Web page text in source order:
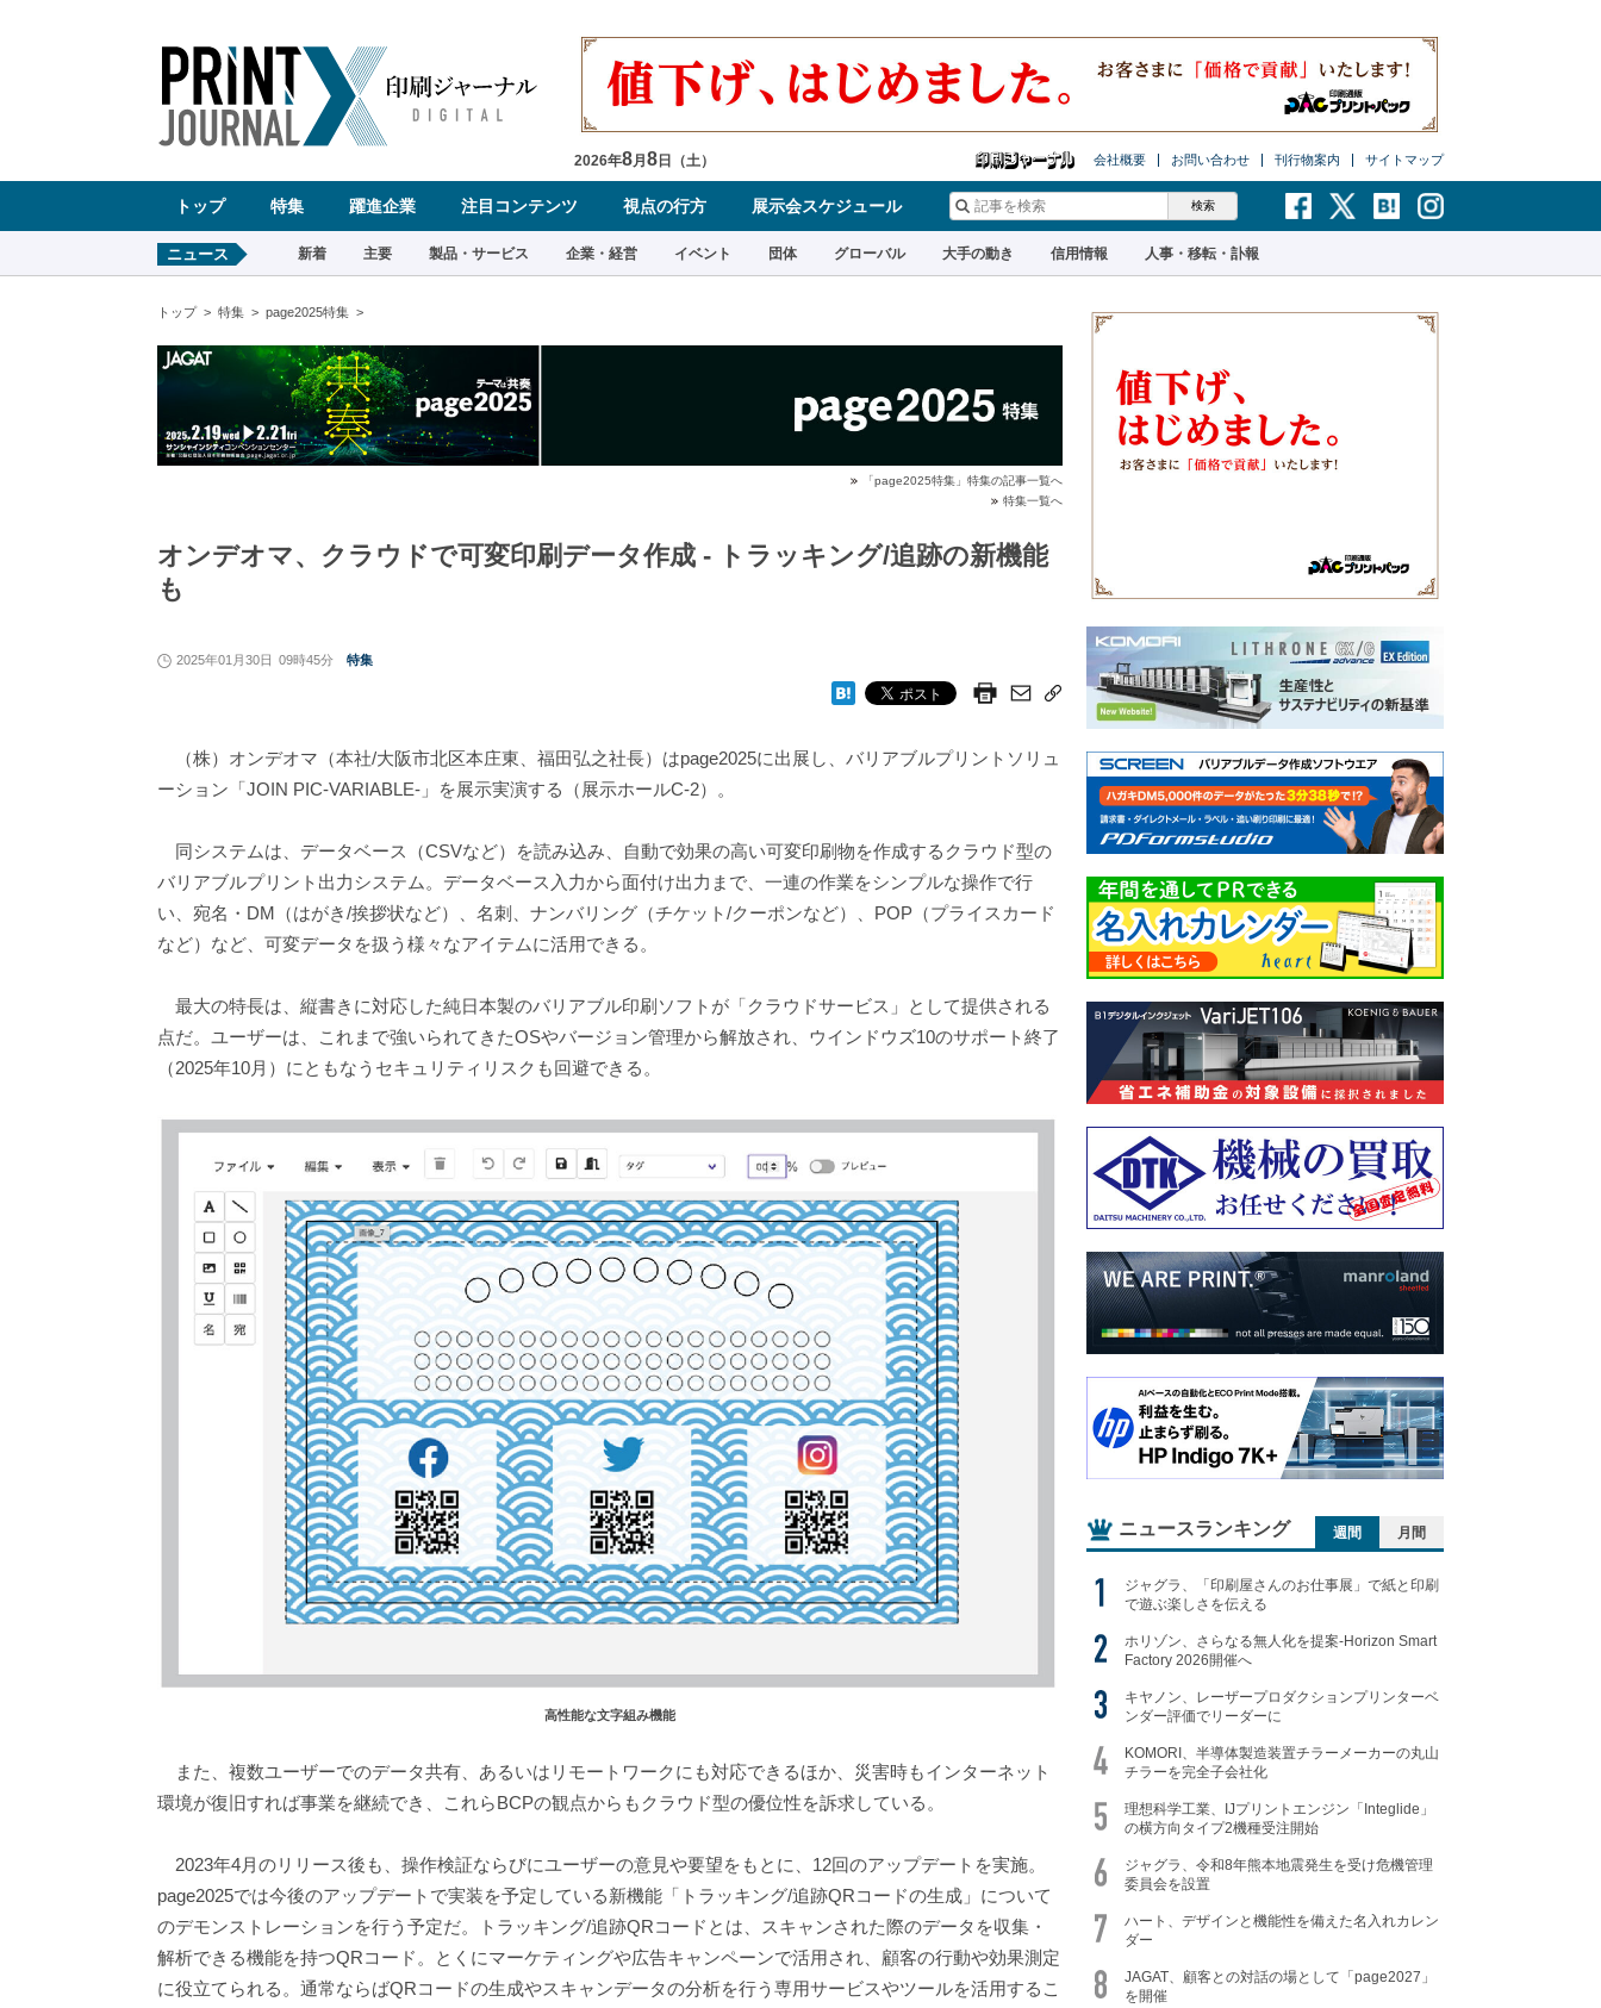
ア
ゲ
ン
2026年8月 8 日（土） 会社概要 お問い合わせ 刊行物案内 サイトマップ
トップ 特集 躍進企業 注目コンテンツ 視点の行方 展示会スケジュール
ニュース 新着 主要 製品・サービス 企業・経営 イベント 団体 グローバル 大手の動き 信用情報 人事・移転・訃報
トップ 特集 page2025特集
「page2025特集」特集の記事一覧へ
特集一覧へ
オンデオマ、クラウドで可変印刷データ作成 - トラッキング/追跡の新機能
も
2025年01月30日 09時45分 特集
（株）オンデオマ（本社/大阪市北区本庄東、福田弘之社長）はpage2025に出展し、バリアブルプリントソリュ
ーション「JOIN PIC-VARIABLE-」を展示実演する（展示ホールC-2）。
同システムは、データベース（CSVなど）を読み込み、自動で効果の高い可変印刷物を作成するクラウド型の
バリアブルプリント出力システム。データベース入力から面付け出力まで、一連の作業をシンプルな操作で行
い、宛名・DM（はがき/挨拶状など）、名刺、ナンバリング（チケット/クーポンなど）、POP（プライスカード
など）など、可変データを扱う様々なアイテムに活用できる。
最大の特長は、縦書きに対応した純日本製のバリアブル印刷ソフトが「クラウドサービス」として提供される
点だ。ユーザーは、これまで強いられてきたOSやバージョン管理から解放され、ウインドウズ10のサポート終了
（2025年10月）にともなうセキュリティリスクも回避できる。
高性能な文字組み機能
また、複数ユーザーでのデータ共有、あるいはリモートワークにも対応できるほか、災害時もインターネット
環境が復旧すれば事業を継続でき、これらBCPの観点からもクラウド型の優位性を訴求している。
2023年4月のリリース後も、操作検証ならびにユーザーの意見や要望をもとに、12回のアップデートを実施。
page2025では今後のアップデートで実装を予定している新機能「トラッキング/追跡QRコードの生成」について
のデモンストレーションを行う予定だ。トラッキング/追跡QRコードとは、スキャンされた際のデータを収集・
解析できる機能を持つQRコード。とくにマーケティングや広告キャンペーンで活用され、顧客の行動や効果測定
に役立てられる。通常ならばQRコードの生成やスキャンデータの分析を行う専用サービスやツールを活用するこ
ニュースランキング 週間 月間
ジャグラ、「印刷屋さんのお仕事展」で紙と印刷
で遊ぶ楽しさを伝える
ホリゾン、さらなる無人化を提案-Horizon Smart
Factory 2026開催へ
キヤノン、レーザープロダクションプリンターベ
ンダー評価でリーダーに
KOMORI、半導体製造装置チラーメーカーの丸山
チラーを完全子会社化
理想科学工業、IJプリントエンジン「Integlide」
の横方向タイプ2機種受注開始
ジャグラ、令和8年熊本地震発生を受け危機管理
委員会を設置
ハート、デザインと機能性を備えた名入れカレン
ダー
JAGAT、顧客との対話の場として「page2027」
を開催